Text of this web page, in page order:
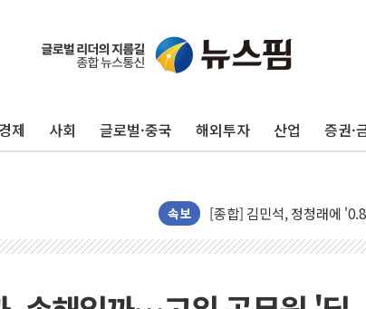
경제 사회 글로벌·중국 해외투자 산업 증권·
속보
포항시 재난예산 40억 긴
울진·영덕 '호우특보'-포항
인천 합동연설회 나선 송영
김민석, 2주차 제주·인천
[속보] 민주, 제주·인천 경